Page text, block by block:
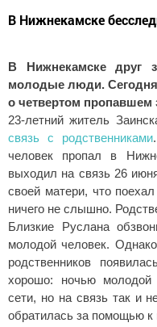
В Нижнекамске
В Нижнекамске друг
молодые люди. Сегодня
о четвертом
23-летний житель
связь с родственниками
человек пропал в
выходил на связь 26
своей матери, что
ничего не слышно.
Близкие Руслана
молодой человек.
родственников
хорошо: ночью молодой
сети, но на связь так и
обратилась за помощью